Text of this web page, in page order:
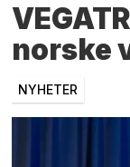
norske
NYHETER